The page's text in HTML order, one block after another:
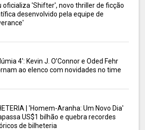
oficializa 'Shifter', novo thriller de ficção
desenvolvido pela equipe de
4': Kevin J. O’Connor e Oded Fehr
ao elenco com novidades no time
| 'Homem-Aranha: Um Novo Dia'
US$1 bilhão e quebra recordes
de bilheteria